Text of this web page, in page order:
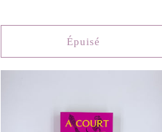
Épuisé